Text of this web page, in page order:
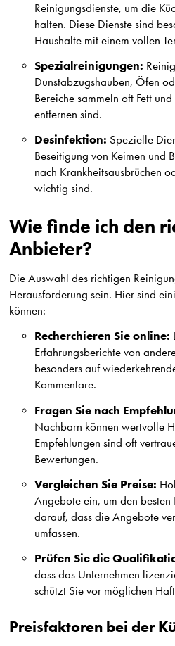
Reinigungsdienste, um die
halten. Diese Dienste sind
Haushalte mit einem vollen
Spezialreinigungen:
Dunstabzugshauben, Öfen
Bereiche sammeln oft Fett
entfernen sind.
Desinfektion: Spezielle
Beseitigung von Keimen und
nach Krankheitsausbrüchen
wichtig sind.
Wie finde ich den
Anbieter?
Die Auswahl des richtigen
Herausforderung sein. Hier sind
können:
Recherchieren Sie online:
Erfahrungsberichte von
besonders auf
Kommentare.
Fragen Sie nach
Nachbarn können wertvolle
Empfehlungen sind oft
Bewertungen.
Vergleichen Sie Preise:
Angebote ein, um den besten
darauf, dass die Angebote
umfassen.
Prüfen Sie die
dass das Unternehmen
schützt Sie vor möglichen
Preisfaktoren bei der